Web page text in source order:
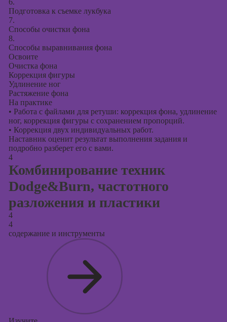
6.
Подготовка к съемке лукбука
7.
Способы очистки фона
8.
Способы выравнивания фона
Освоите
Очистка фона
Коррекция фигуры
Удлинение ног
Растяжение фона
На практике
• Работа с файлами для ретуши: коррекция фона, удлинение
ног, коррекция фигуры с сохранением пропорций.
• Коррекция двух индивидуальных работ.
Наставник оценит результат выполнения задания и
подробно разберет его с вами.
4
Комбинирование техник
Dodge&Burn, частотного
разложения и пластики
4
4
содержание и инструменты